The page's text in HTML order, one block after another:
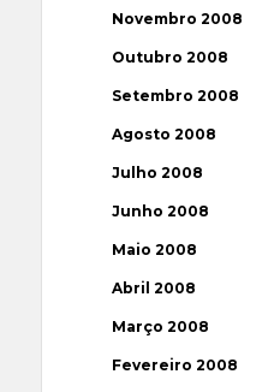
Novembro 2008
Outubro 2008
Setembro 2008
Agosto 2008
Julho 2008
Junho 2008
Maio 2008
Abril 2008
Março 2008
Fevereiro 2008